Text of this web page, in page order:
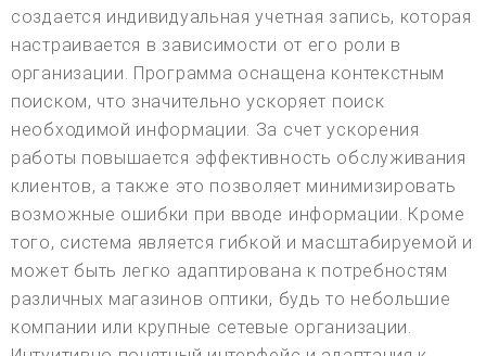
создается индивидуальная учетная запись, которая
настраивается в зависимости от его роли в
организации. Программа оснащена контекстным
поиском, что значительно ускоряет поиск
необходимой информации. За счет ускорения
работы повышается эффективность обслуживания
клиентов, а также это позволяет минимизировать
возможные ошибки при вводе информации. Кроме
того, система является гибкой и масштабируемой и
может быть легко адаптирована к потребностям
различных магазинов оптики, будь то небольшие
компании или крупные сетевые организации.